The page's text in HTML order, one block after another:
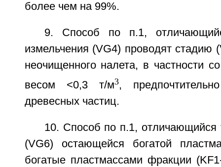
более чем на 99%.
9. Способ по п.1,
измельчения (VG4) проводят стадию
неочищенного налета, в частности
весом <0,3 т/м3,
древесных частиц.
10. Способ по п.1, отличающийся
(VG6) остающейся богатой
богатые пластмассами фракции